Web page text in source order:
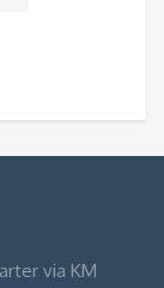
via KM